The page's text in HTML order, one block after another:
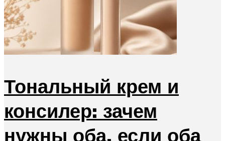
Тональный крем и
консилер: зачем
нужны оба, если оба